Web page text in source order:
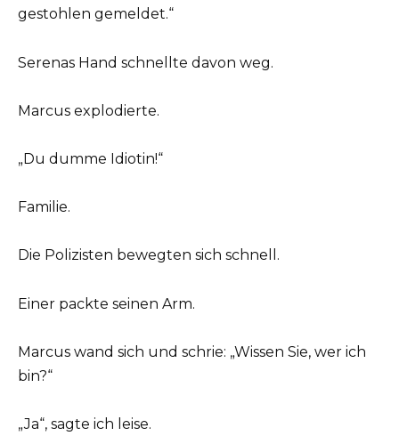
gestohlen gemeldet.“
Serenas Hand schnellte davon weg.
Marcus explodierte.
„Du dumme Idiotin!“
Familie.
Die Polizisten bewegten sich schnell.
Einer packte seinen Arm.
Marcus wand sich und schrie: „Wissen Sie, wer ich
bin?“
„Ja“, sagte ich leise.